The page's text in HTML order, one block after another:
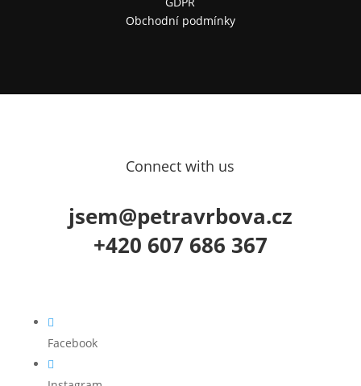
Obchodní podmínky
Connect with us
jsem@petravrbova.cz
+420 607 686 367

Facebook
